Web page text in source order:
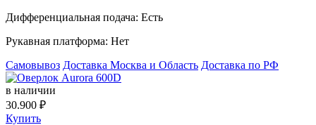
Дифференциальная подача: Есть
Рукавная платформа: Нет
Самовывоз Доставка Москва и Область Доставка по РФ
в наличии
30.900 ₽
Купить